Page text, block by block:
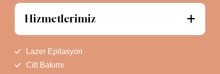
Hizmetlerimiz
Lazer Epilasyon
Cilt Bakımı